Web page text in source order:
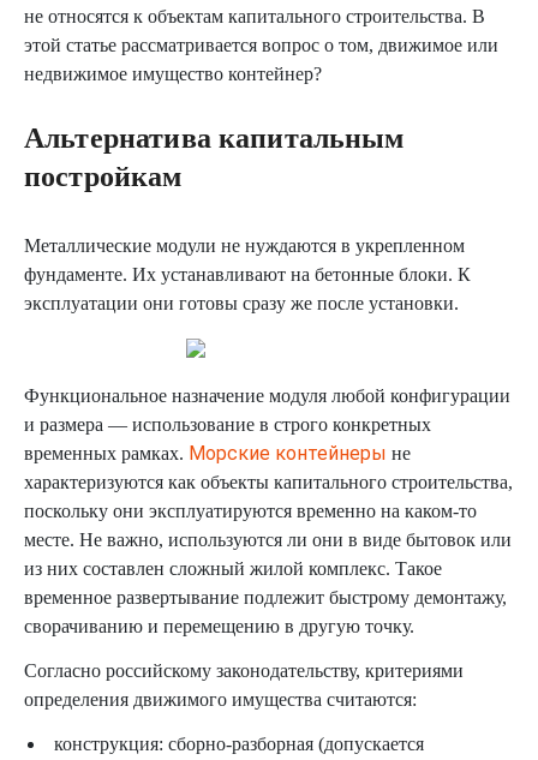
не относятся к объектам капитального строительства. В
этой статье рассматривается вопрос о том, движимое или
недвижимое имущество контейнер?
Альтернатива капитальным
постройкам
Металлические модули не нуждаются в укрепленном
фундаменте. Их устанавливают на бетонные блоки. К
эксплуатации они готовы сразу же после установки.
Функциональное назначение модуля любой конфигурации
и размера — использование в строго конкретных
временных рамках. Морские контейнеры не
характеризуются как объекты капитального строительства,
поскольку они эксплуатируются временно на каком-то
месте. Не важно, используются ли они в виде бытовок или
из них составлен сложный жилой комплекс. Такое
временное развертывание подлежит быстрому демонтажу,
сворачиванию и перемещению в другую точку.
Согласно российскому законодательству, критериями
определения движимого имущества считаются:
конструкция: сборно-разборная (допускается